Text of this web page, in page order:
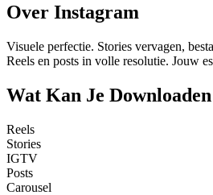
Over Instagram
Visuele perfectie. Stories vervagen,
Reels en posts in volle resolutie. Jouw
Wat Kan Je Downloaden
Reels
Stories
IGTV
Posts
Carousel